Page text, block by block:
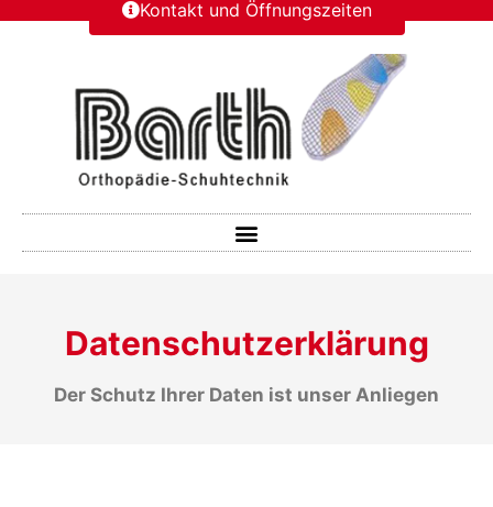
Kontakt und Öffnungszeiten
Datenschutzerklärung
Der Schutz Ihrer Daten ist unser Anliegen